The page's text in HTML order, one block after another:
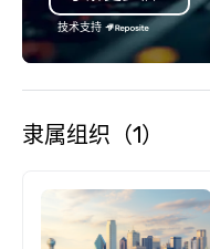
技术支持
隶属组织（1）